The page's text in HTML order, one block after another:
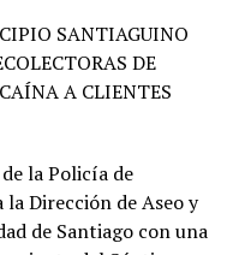
SANTIAGUINO
DE
A CLIENTES
la Policía de
Dirección de Aseo y
de Santiago con una